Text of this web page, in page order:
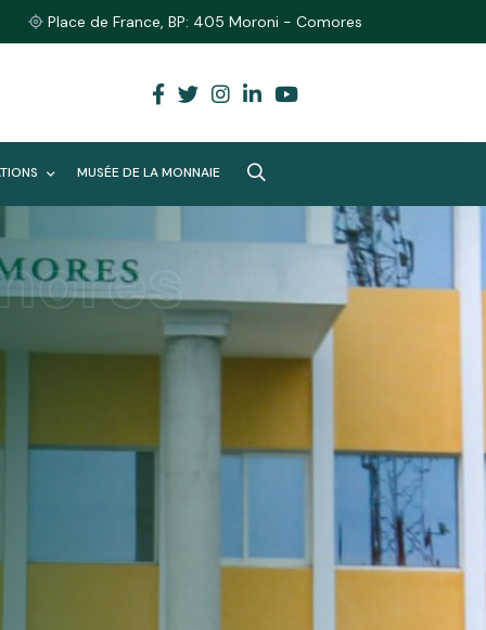
Place de France, BP: 405 Moroni - Comores
MUSÉE DE LA MONNAIE